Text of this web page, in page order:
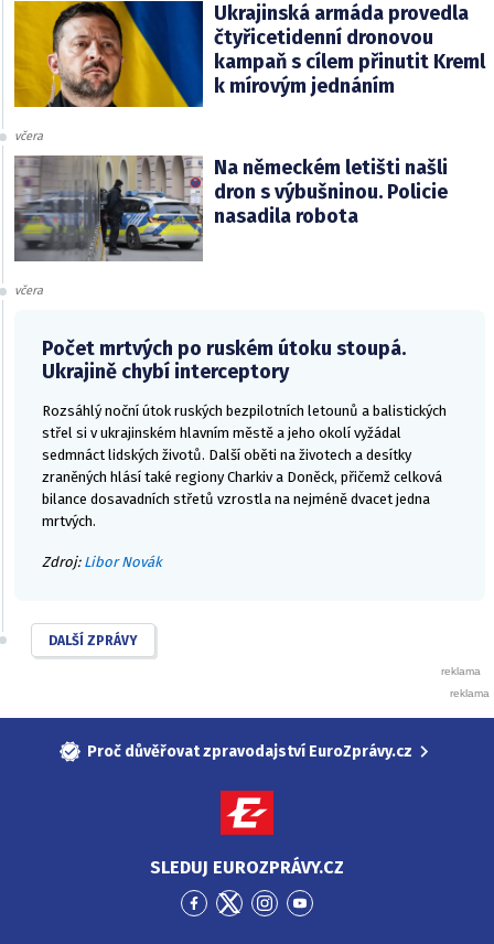
Ukrajinská armáda provedla
čtyřicetidenní dronovou
kampaň s cílem přinutit Kreml
k mírovým jednáním
včera
Na německém letišti našli
dron s výbušninou. Policie
nasadila robota
včera
Počet mrtvých po ruském útoku stoupá.
Ukrajině chybí interceptory
Rozsáhlý noční útok ruských bezpilotních letounů a balistických
střel si v ukrajinském hlavním městě a jeho okolí vyžádal
sedmnáct lidských životů. Další oběti na životech a desítky
zraněných hlásí také regiony Charkiv a Doněck, přičemž celková
bilance dosavadních střetů vzrostla na nejméně dvacet jedna
mrtvých.
Zdroj: Libor Novák
DALŠÍ ZPRÁVY
Proč důvěřovat zpravodajství EuroZprávy.cz
SLEDUJ EUROZPRÁVY.CZ
PřejítPřejítPřejítPřejít